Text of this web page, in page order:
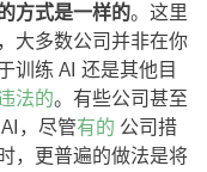
方式是一样的。这里
大多数公司并非在你
训练 AI 还是其他目
法的。有些公司甚至
，尽管有的 公司措
，更普遍的做法是将